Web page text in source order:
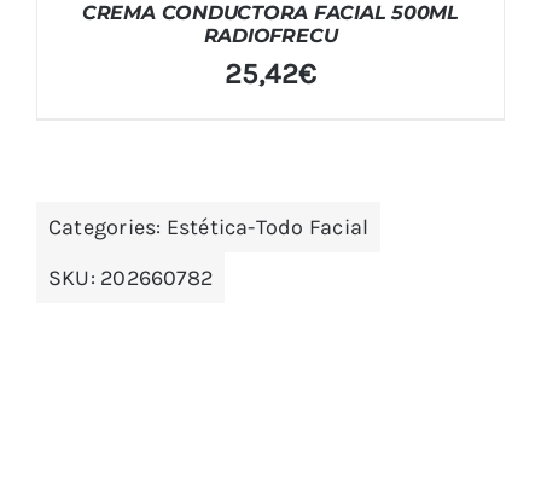
CREMA CONDUCTORA FACIAL 500ML
RADIOFRECU
25,42€
Categories: Estética-Todo Facial
SKU: 202660782